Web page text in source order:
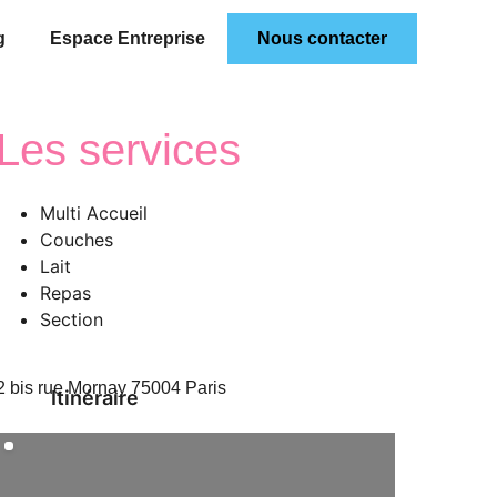
Espace Entreprise Nous contacter
Les services
Multi Accueil
Couches
Lait
Repas
Section
Itinéraire
bis rue Mornay 75004 Paris